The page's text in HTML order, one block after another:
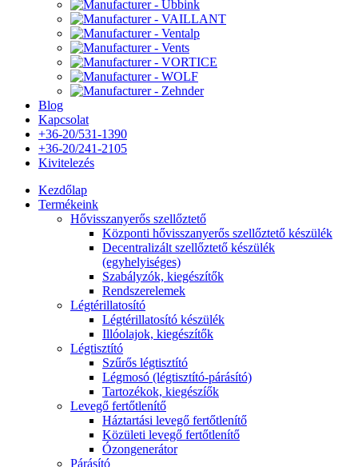
Blog
Kapcsolat
+36-20/531-1390
+36-20/241-2105
Kivitelezés
Kezdőlap
Termékeink
Hővisszanyerős szellőztető
Központi hővisszanyerős szellőztető készülék
Decentralizált szellőztető készülék
(egyhelyiséges)
Szabályzók, kiegészítők
Rendszerelemek
Légtérillatosító
Légtérillatosító készülék
Illóolajok, kiegészítők
Légtisztító
Szűrős légtisztító
Légmosó (légtisztító-párásító)
Tartozékok, kiegészíők
Levegő fertőtlenítő
Háztartási levegő fertőtlenítő
Közületi levegő fertőtlenítő
Ózongenerátor
Párásító